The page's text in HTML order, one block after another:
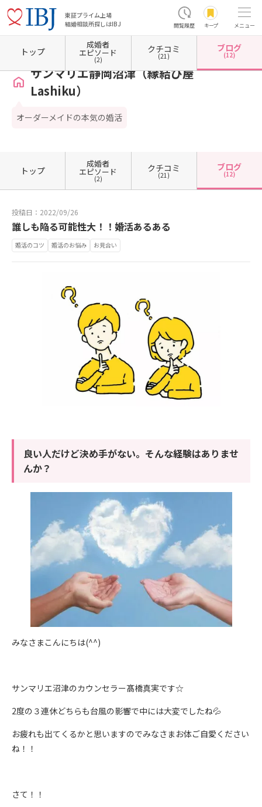
東証プライム上場
結婚相談所探しはIBJ
閲覧履歴 キープ メニュー
ホーム 静岡県の結婚相談所 静岡県沼津市 サンマリエ静岡沼津（縁結び屋Lashiku）
サンマリエ静岡沼津（縁結び屋
Lashiku）
オーダーメイドの本気の婚活
トップ
成婚者
エピソード
(2)
クチコミ
(21)
ブログ
(12)
トップ
成婚者
エピソード
(2)
クチコミ
(21)
ブログ
(12)
投稿日：2022/09/26
誰しも陥る可能性大！！婚活あるある
婚活のコツ 婚活のお悩み お見合い
良い人だけど決め手がない。そんな経験はありませ
んか？
みなさまこんにちは(^^)
サンマリエ沼津のカウンセラー髙橋真実です☆
2度の３連休どちらも台風の影響で中には大変でしたね💦
お疲れも出てくるかと思いますのでみなさまお体ご自愛ください
ね！！
さて！！